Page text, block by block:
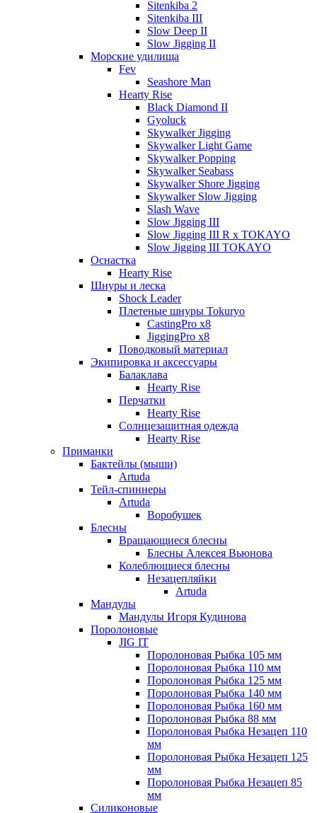
Sitenkiba 2
Sitenkiba III
Slow Deep II
Slow Jigging II
Морские удилища
Fev
Seashore Man
Hearty Rise
Black Diamond II
Gyoluck
Skywalker Jigging
Skywalker Light Game
Skywalker Popping
Skywalker Seabass
Skywalker Shore Jigging
Skywalker Slow Jigging
Slash Wave
Slow Jigging III
Slow Jigging III R x TOKAYO
Slow Jigging III TOKAYO
Оснастка
Hearty Rise
Шнуры и леска
Shock Leader
Плетеные шнуры Tokuryo
CastingPro x8
JiggingPro x8
Поводковый материал
Экипировка и аксессуары
Балаклава
Hearty Rise
Перчатки
Hearty Rise
Солнцезащитная одежда
Hearty Rise
Приманки
Бактейлы (мыши)
Artuda
Тейл-спиннеры
Artuda
Воробушек
Блесны
Вращающиеся блесны
Блесны Алексея Вьюнова
Колеблющиеся блесны
Незацепляйки
Artuda
Мандулы
Мандулы Игоря Кудинова
Поролоновые
JIG IT
Поролоновая Рыбка 105 мм
Поролоновая Рыбка 110 мм
Поролоновая Рыбка 125 мм
Поролоновая Рыбка 140 мм
Поролоновая Рыбка 160 мм
Поролоновая Рыбка 88 мм
Поролоновая Рыбка Незацеп 110
мм
Поролоновая Рыбка Незацеп 125
мм
Поролоновая Рыбка Незацеп 85
мм
Силиконовые